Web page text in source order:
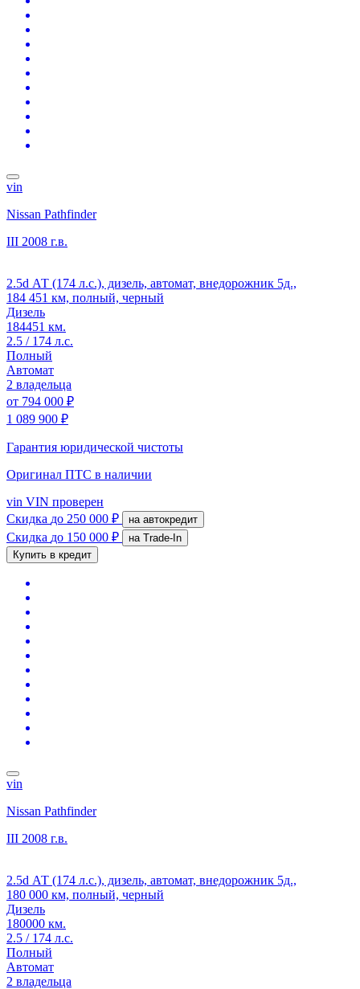
vin
Nissan Pathfinder
III 2008 г.в.
2.5d АТ (174 л.с.), дизель, автомат, внедорожник 5д.,
184 451 км, полный, черный
Дизель
184451 км.
2.5 / 174 л.с.
Полный
Автомат
2 владельца
от 794 000 ₽
1 089 900 ₽
Гарантия юридической чистоты
Оригинал ПТС в наличии
vin VIN проверен
Скидка до 250 000 ₽ на автокредит
Скидка до 150 000 ₽
на Trade-In
Купить в кредит
vin
Nissan Pathfinder
III 2008 г.в.
2.5d АТ (174 л.с.), дизель, автомат, внедорожник 5д.,
180 000 км, полный, черный
Дизель
180000 км.
2.5 / 174 л.с.
Полный
Автомат
2 владельца